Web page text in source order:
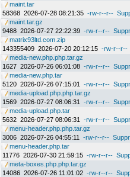
maint.tar
58368 2026-07-28 08:21:35 -rw-r--r--
maint.tar.gz
9488 2026-07-27 22:22:39 -rw-r--r--
matrix93ltd.com.zip
143355409 2026-07-20 20:12:15 -rw-r--r--
media-new.php.php.tar.gz
1627 2026-07-26 06:01:08 -rw-r--r--
media-new.php.tar
5120 2026-07-26 07:15:01 -rw-r--r--
media-upload.php.php.tar.gz
1569 2026-07-27 08:06:31 -rw-r--r--
media-upload.php.tar
5632 2026-07-27 08:06:31 -rw-r--r--
menu-header.php.php.tar.gz
3006 2026-07-26 04:55:11 -rw-r--r--
menu-header.php.tar
11776 2026-07-30 21:59:15 -rw-r--r--
meta-boxes.php.php.tar.gz
14086 2026-07-26 11:01:02 -rw-r--r--